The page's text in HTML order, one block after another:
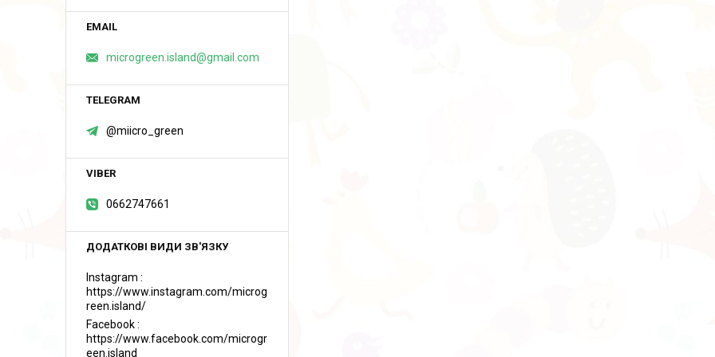
microgreen.island@gmail.com
@miicro_green
0662747661
Instagram
https://www.instagram.com/microg
reen.island/
Facebook
https://www.facebook.com/microgr
een.island